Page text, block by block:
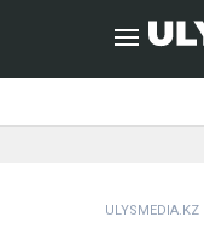
ULYSMEDIA.KZ